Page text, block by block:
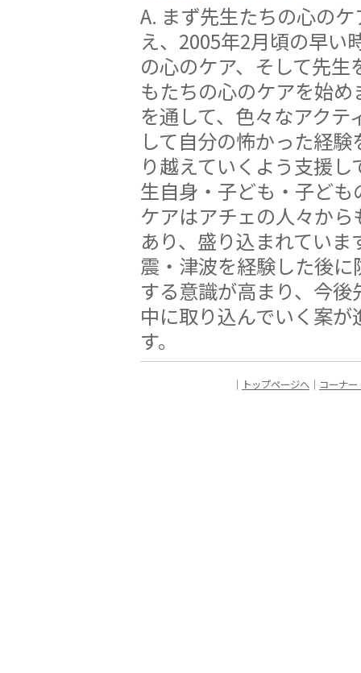
A. まず先生たちの心の
え、2005年2月頃の早い
の心のケア、そして先生
もたちの心のケアを始
を通して、色々なアクテ
して自分の怖かった経
り越えていくよう支援し
生自身・子ども・子ども
ケアはアチェの人々か
あり、盛り込まれていま
震・津波を経験した後
する意識が高まり、今後
中に取り込んでいく案が
す。
｜ トップページへ ｜ コーナ